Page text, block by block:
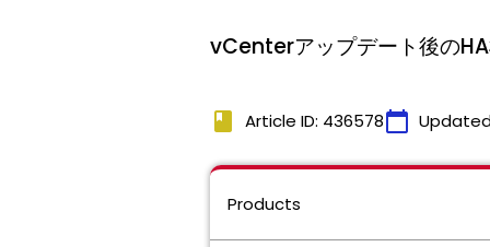
vCenterアップデート後の
book Article ID: 436578calendar_today
Products